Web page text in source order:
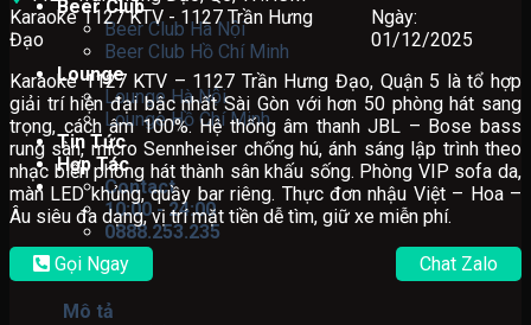
Beer Club
Beer Club Hà Nội
Beer Club Hồ Chí Minh
Lounge
Lounge Hà Nội
Lounge Hồ Chí Minh
Tin Tức
Hợp Tác
Contact
10:00 - 24:00
0888.253.235
Karaoke 1127 KTV - 1127 Trần Hưng
Đạo
Ngày:
01/12/2025
Karaoke 1127 KTV – 1127 Trần Hưng Đạo, Quận 5 là tổ hợp
giải trí hiện đại bậc nhất Sài Gòn với hơn 50 phòng hát sang
trọng, cách âm 100%. Hệ thống âm thanh JBL – Bose bass
rung sàn, micro Sennheiser chống hú, ánh sáng lập trình theo
nhạc biến phòng hát thành sân khấu sống. Phòng VIP sofa da,
màn LED khủng, quầy bar riêng. Thực đơn nhậu Việt – Hoa –
Âu siêu đa dạng, vị trí mặt tiền dễ tìm, giữ xe miễn phí.
Gọi Ngay Chat Zalo
Mô tả